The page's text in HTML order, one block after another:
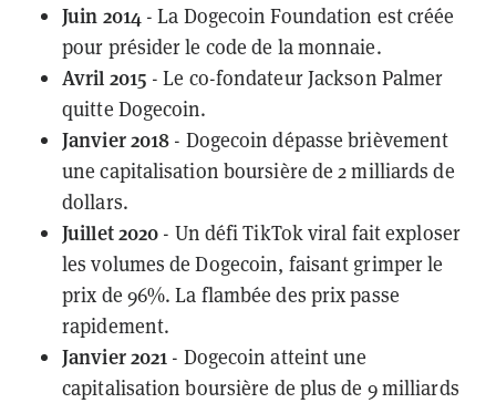
Juin 2014- La Dogecoin Foundation est créée
pour présider le code de la monnaie.
Avril 2015 - Le co-fondateur Jackson Palmer
quitte Dogecoin.
Janvier 2018 - Dogecoin dépasse brièvement
une capitalisation boursière de 2 milliards de
dollars.
Juillet 2020 - Un défi TikTok viral fait exploser
les volumes de Dogecoin, faisant grimper le
prix de 96%. La flambée des prixpasse
rapidement.
Janvier 2021 - Dogecoin atteint une
capitalisation boursière de plus de 9 milliards